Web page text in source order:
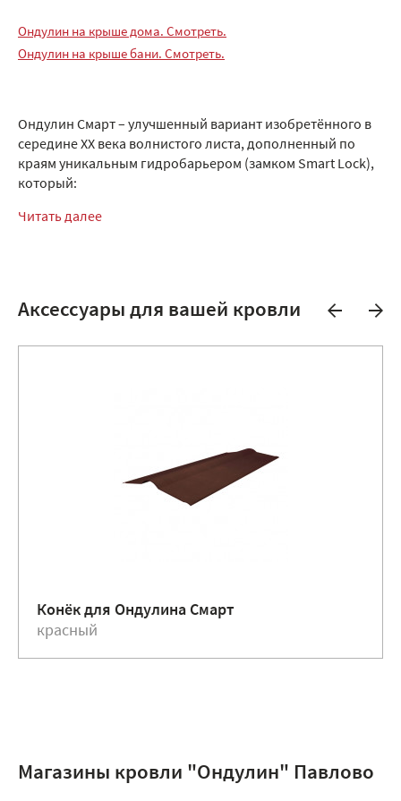
Ондулин на крыше дома. Смотреть.
Ондулин на крыше бани. Смотреть.
Ондулин Смарт – улучшенный вариант изобретённого в
середине XX века волнистого листа, дополненный по
краям уникальным гидробарьером (замком Smart Lock),
который:
Читать далее
Аксессуары для вашей кровли
Конёк для Ондулина Смарт
красный
Магазины кровли "Ондулин" Павлово